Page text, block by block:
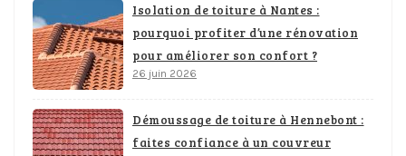
Isolation de toiture à Nantes :
pourquoi profiter d’une rénovation
pour améliorer son confort ?
26 juin 2026
Démoussage de toiture à Hennebont :
faites confiance à un couvreur